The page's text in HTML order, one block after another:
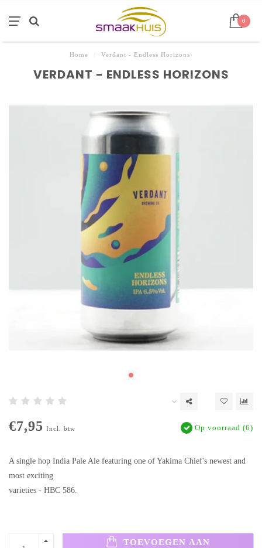
0
Home Verdant - Endless Horizons
VERDANT - ENDLESS HORIZONS
€7,95 Incl. btw Op voorraad (6)
A single hop India Pale Ale featuring one of Yakima Chief's newest and
most exciting
varieties - HBC 586.
TOEVOEGEN AAN